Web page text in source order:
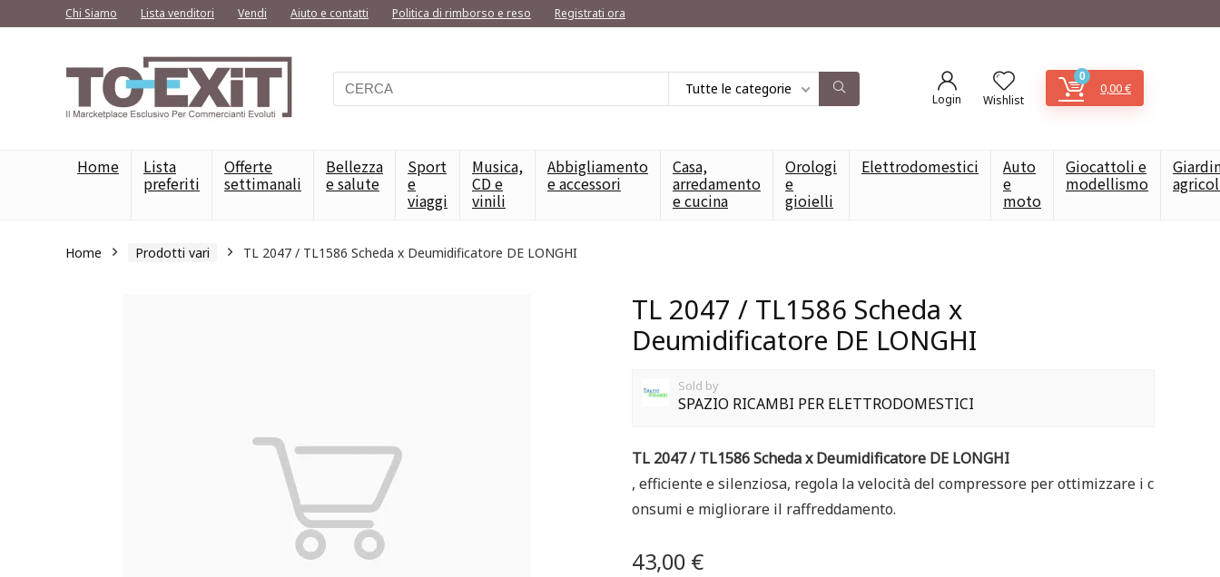
Chi Siamo Lista venditori Vendi Aiuto e contatti Politica di rimborso e reso Registrati ora
Tutte le categorie
Login Wishlist
0
0,00€
Home Lista
preferiti
Offerte
settimanali
Bellezza
e salute
Sport
e
viaggi
Musica,
CD e
vinili
Abbigliamento
e accessori
Casa,
arredamento
e cucina
Orologi
e
gioielli
Elettrodomestici Auto
e
moto
Giocattoli e
modellismo
Home Prodotti vari TL 2047 / TL1586 Scheda x Deumidificatore DE LONGHI
TL 2047 / TL1586 Scheda x
Deumidificatore DE LONGHI
Sold by
SPAZIO RICAMBI PER ELETTRODOMESTICI
TL 2047 / TL1586 Scheda x Deumidificatore DE LONGHI
, efficiente e silenziosa, regola la velocità del compressore per ottimizzare i c
onsumi e migliorare il raffreddamento.
43,00 €